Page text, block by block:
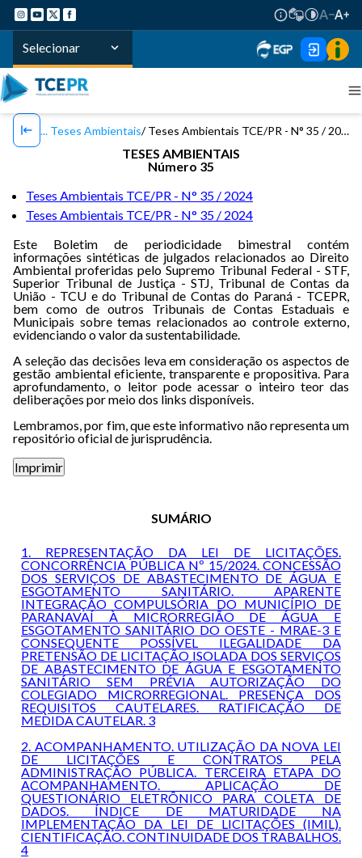
Selecionar
Teses Ambientais Teses Ambientais TCE/PR - N° 35 / 2024
TESES AMBIENTAIS
Número 35
Teses Ambientais TCE/PR - N° 35 / 2024
Teses Ambientais TCE/PR - N° 35 / 2024
Este Boletim de periodicidade bimestral contém
informações sintéticas de julgados relacionados ao Direito
Ambiental proferidas pelo Supremo Tribunal Federal - STF,
Superior Tribunal de Justiça - STJ, Tribunal de Contas da
União - TCU e do Tribunal de Contas do Paraná - TCEPR,
bem como de outros Tribunais de Contas Estaduais e
Municipais sobre temas relacionados ao controle externo,
evidenciando o valor da sustentabilidade.
A seleção das decisões leva em consideração os aspectos de
gestão ambiental eficiente, transparente e propositiva. Para
aprofundamento, o leitor pode acessar o inteiro teor das
deliberações por meio dos links disponíveis.
Lembramos, por fim, que este informativo não representa um
repositório oficial de jurisprudência.
SUMÁRIO
1. REPRESENTAÇÃO DA LEI DE LICITAÇÕES.
CONCORRÊNCIA PÚBLICA Nº 15/2024. CONCESSÃO
DOS SERVIÇOS DE ABASTECIMENTO DE ÁGUA E
ESGOTAMENTO SANITÁRIO. APARENTE
INTEGRAÇÃO COMPULSÓRIA DO MUNICÍPIO DE
PARANAVAÍ À MICRORREGIÃO DE ÁGUA E
ESGOTAMENTO SANITÁRIO DO OESTE - MRAE-3 E
CONSEQUENTE POSSÍVEL ILEGALIDADE DA
PRETENSÃO DE LICITAÇÃO ISOLADA DOS SERVIÇOS
DE ABASTECIMENTO DE ÁGUA E ESGOTAMENTO
SANITÁRIO SEM PRÉVIA AUTORIZAÇÃO DO
COLEGIADO MICRORREGIONAL. PRESENÇA DOS
REQUISITOS CAUTELARES. RATIFICAÇÃO DE
MEDIDA CAUTELAR. 3
2. ACOMPANHAMENTO. UTILIZAÇÃO DA NOVA LEI
DE LICITAÇÕES E CONTRATOS PELA
ADMINISTRAÇÃO PÚBLICA. TERCEIRA ETAPA DO
ACOMPANHAMENTO. APLICAÇÃO DE
QUESTIONÁRIO ELETRÔNICO PARA COLETA DE
DADOS. ÍNDICE DE MATURIDADE NA
IMPLEMENTAÇÃO DA LEI DE LICITAÇÕES (IMIL).
CIENTIFICAÇÃO. CONTINUIDADE DOS TRABALHOS.
4